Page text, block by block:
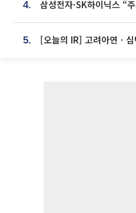
4. 삼성전자·SK하이닉스 “
5. [오늘의 IR] 고려아연ㆍ